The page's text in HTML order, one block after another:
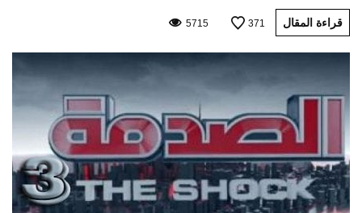
قراءة المقال 371
5715